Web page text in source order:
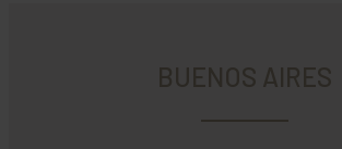
BUENOS AIRES